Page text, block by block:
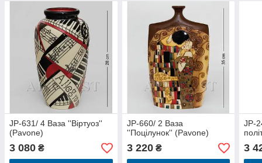
JP-631/ 4 Ваза ''Віртуоз''
(Pavone)
3 080 ₴
JP-660/ 2 Ваза
''Поцілунок'' (Pavone)
3 220₴
JP-
3